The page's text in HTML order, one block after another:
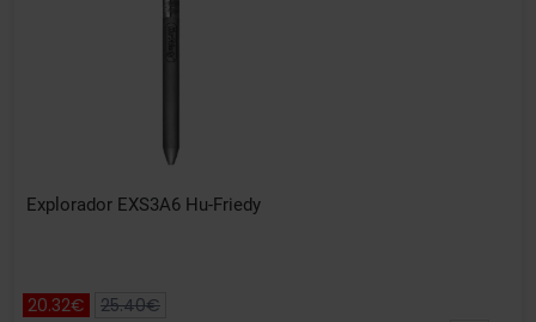
Explorador EXS3A6 Hu-Friedy
20.32€ 25.40€